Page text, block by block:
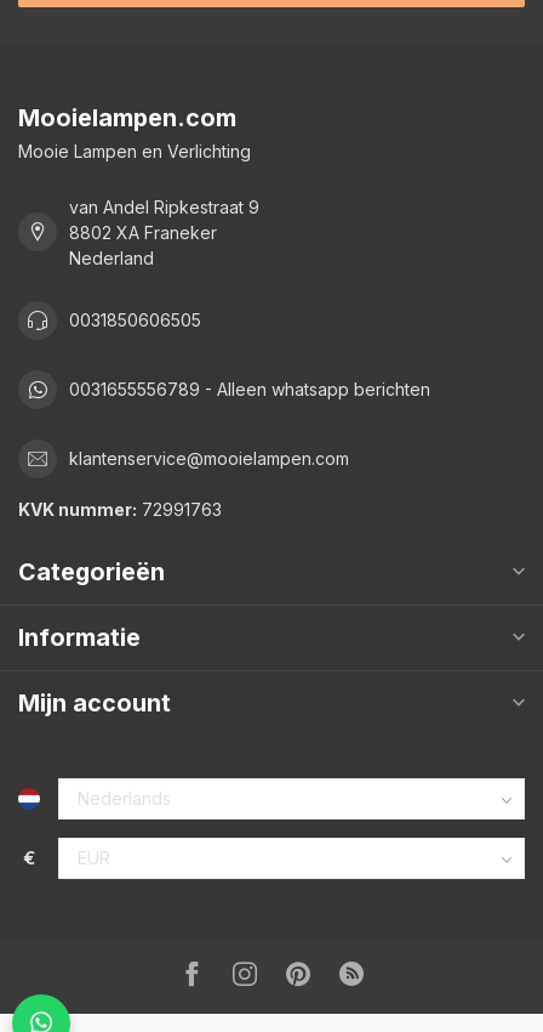
Mooielampen.com
Mooie Lampen en Verlichting
van Andel Ripkestraat 9
8802 XA Franeker
Nederland
0031850606505
0031655556789 - Alleen whatsapp berichten
klantenservice@mooielampen.com
KVK nummer: 72991763
Categorieën
Informatie
Mijn account
€